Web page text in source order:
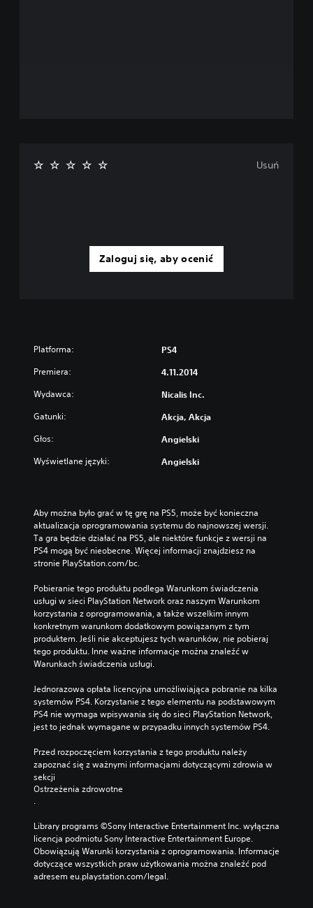
Zaloguj się, aby ocenić
Usuń
Platforma: PS4
Premiera: 4.11.2014
Wydawca: Nicalis Inc.
Gatunki: Akcja, Akcja
Głos: Angielski
Wyświetlane języki: Angielski
Aby można było grać w tę grę na PS5, może być konieczna
aktualizacja oprogramowania systemu do najnowszej wersji.
Ta gra będzie działać na PS5, ale niektóre funkcje z wersji na
PS4 mogą być nieobecne. Więcej informacji znajdziesz na
stronie PlayStation.com/bc.
Pobieranie tego produktu podlega Warunkom świadczenia
usługi w sieci PlayStation Network oraz naszym Warunkom
korzystania z oprogramowania, a także wszelkim innym
konkretnym warunkom dodatkowym powiązanym z tym
produktem. Jeśli nie akceptujesz tych warunków, nie pobieraj
tego produktu. Inne ważne informacje można znaleźć w
Warunkach świadczenia usługi.
Jednorazowa opłata licencyjna umożliwiająca pobranie na kilka
systemów PS4. Korzystanie z tego elementu na podstawowym
PS4 nie wymaga wpisywania się do sieci PlayStation Network,
jest to jednak wymagane w przypadku innych systemów PS4.
Przed rozpoczęciem korzystania z tego produktu należy
zapoznać się z ważnymi informacjami dotyczącymi zdrowia w
sekcji
Ostrzeżenia zdrowotne
.
Library programs ©Sony Interactive Entertainment Inc. wyłączna
licencja podmiotu Sony Interactive Entertainment Europe.
Obowiązują Warunki korzystania z oprogramowania. Informacje
dotyczące wszystkich praw użytkowania można znaleźć pod
adresem eu.playstation.com/legal.